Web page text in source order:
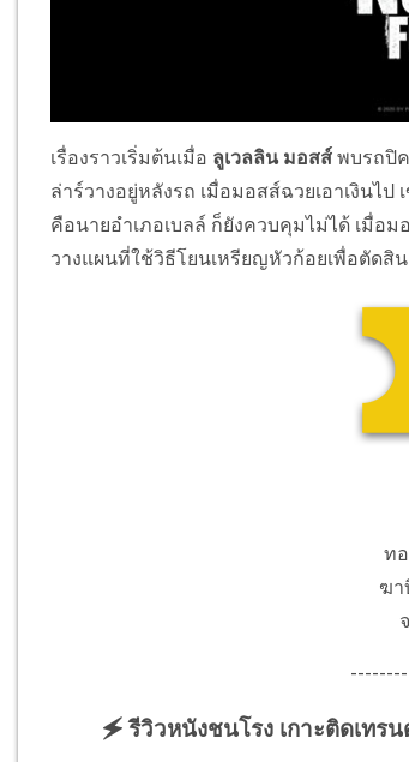
เรื่องราวเริ่มต้นเมื่อ ลูเวลลิน มอสส์ พบรถปิ
ล่าร์วางอยู่หลังรถ เมื่อมอสส์ฉวยเอาเงินไ
คือนายอำเภอเบลล์ ก็ยังควบคุมไม่ได้ เมื่อ
วางแผนที่ใช้วิธีโยนเหรียญหัวก้อยเพื่อตัดสิ
ท
ฆา
🗲 รีวิวหนังชนโรง เกาะติดเทร